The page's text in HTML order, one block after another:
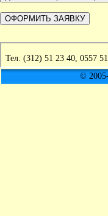
Тел. (312) 51 23 40, 0557
©